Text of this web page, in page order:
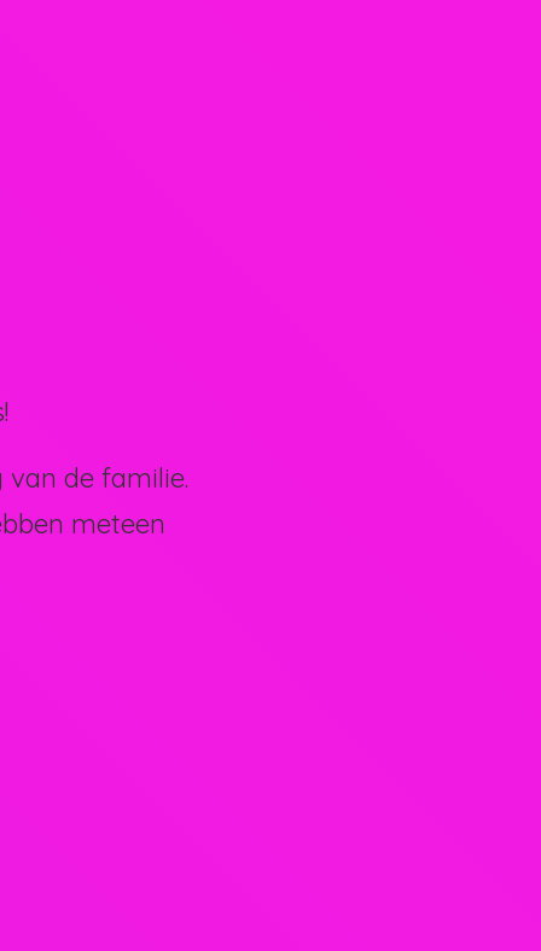
de familie.
meteen